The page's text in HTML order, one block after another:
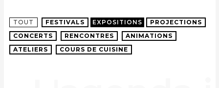
TOUT FESTIVALS EXPOSITIONS
PROJECTIONS
CONCERTS
RENCONTRES
ANIMATIONS
ATELIERS
COURS DE CUISINE